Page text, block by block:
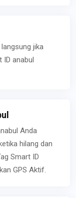
jika
ID anabul
Anda
hilang dan
Smart ID
GPS Aktif.